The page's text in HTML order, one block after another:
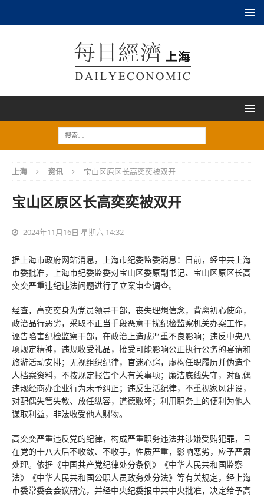
上海 资讯 宝山区原区长高奕奕被双开
宝山区原区长高奕奕被双开
2024年11月16日 星期六 14:32
据上海市政府网站消息，上海市纪委监委消息：日前，经中共上海
市委批准，上海市纪委监委对宝山区委原副书记、宝山区原区长高
奕奕严重违纪违法问题进行了立案审查调查。
经查，高奕奕身为党员领导干部，丧失理想信念，背离初心使命，
政治品行恶劣，采取不正当手段恶意干扰纪检监察机关办案工作，
诬告陷害纪检监察干部，在政治上造成严重不良影响；违反中央八
项规定精神，违规收受礼品，接受可能影响公正执行公务的宴请和
旅游活动安排；无视组织纪律，官迷心窍，虚构任职履历并伪造个
人档案资料，不按规定报告个人有关事项；廉洁底线失守，对配偶
违规经商办企业行为未予纠正；违反生活纪律，不重视家风建设，
对配偶失管失教、放任纵容，道德败坏；利用职务上的便利为他人
谋取利益，非法收受他人财物。
高奕奕严重违反党的纪律，构成严重职务违法并涉嫌受贿犯罪，且
在党的十八大后不收敛、不收手，性质严重，影响恶劣，应予严肃
处理。依据《中国共产党纪律处分条例》《中华人民共和国监察
法》《中华人民共和国公职人员政务处分法》等有关规定，经上海
市委常委会会议研究，并经中央纪委报中共中央批准，决定给予高